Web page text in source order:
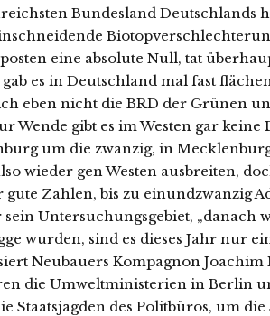
Bundesland Deutschlands
eine absolute Null, tat
es in Deutschland mal fast
eben nicht die BRD der Grünen
Wende gibt es im Westen gar
um die zwanzig, in
wieder gen Westen ausbreiten,
Zahlen, bis zu einundzwanzig
Untersuchungsgebiet, „danach
wurden, sind es dieses Jahr nur
Neubauers Kompagnon Joachim
die Umweltministerien in Berlin
Staatsjagden des Politbüros, um